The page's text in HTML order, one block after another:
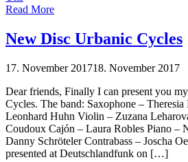
Read More
New Disc Urbanic Cycles
17. November 201718. November 2017
Dear friends, Finally I can present you
Cycles. The band: Saxophone –
Leonhard Huhn Violin – Zuzana
Coudoux Cajón – Laura Robles Piano –
Danny Schröteler Contrabass – Joscha
presented at Deutschlandfunk on […]